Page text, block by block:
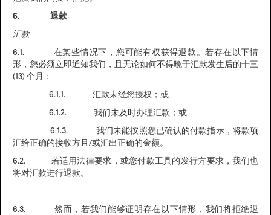
6. 退款
汇款
6.1. 在某些情况下，您可能有权获得退款。若存在以下情
形，您必须立即通知我们，且无论如何不得晚于汇款发生后的十三
(13) 个月：
6.1.1. 汇款未经您授权；或
6.1.2. 我们未及时办理汇款；或
6.1.3. 我们未能按照您已确认的付款指示，将款项
汇给正确的接收方且/或汇出正确的金额。
6.2. 若适用法律要求，或您付款工具的发行方要求，我们也
将对汇款进行退款。
6.3. 然而，若我们能够证明存在以下情形，我们将拒绝退